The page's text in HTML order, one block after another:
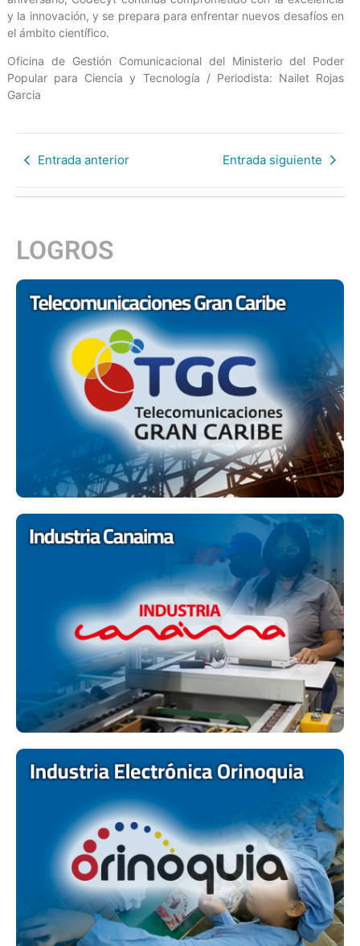
y la innovación, y se prepara para enfrentar nuevos desafíos en
el ámbito científico.
Oficina de Gestión Comunicacional del Ministerio del Poder
Popular para Ciencia y Tecnología / Periodista: Nailet Rojas
Garcia
Entrada anterior Entrada siguiente
LOGROS